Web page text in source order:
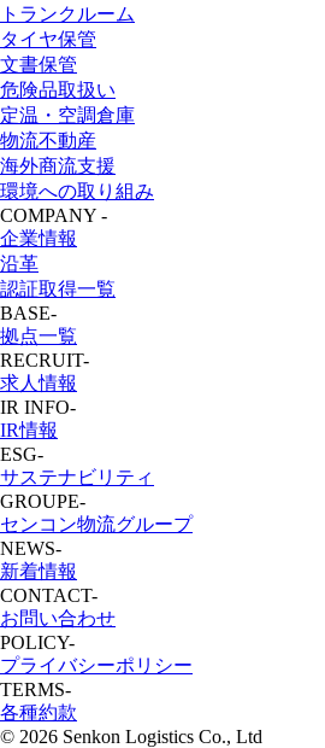
トランクルーム
タイヤ保管
文書保管
危険品取扱い
定温・空調倉庫
物流不動産
海外商流支援
環境への取り組み
COMPANY -
企業情報
沿革
認証取得一覧
BASE-
拠点一覧
RECRUIT-
求人情報
IR INFO-
IR情報
ESG-
サステナビリティ
GROUPE-
センコン物流グループ
NEWS-
新着情報
CONTACT-
お問い合わせ
POLICY-
プライバシーポリシー
TERMS-
各種約款
© 2026 Senkon Logistics Co., Ltd